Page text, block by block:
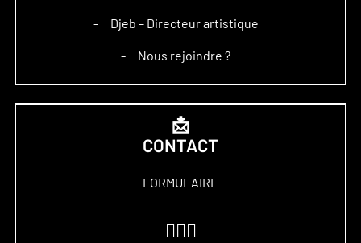
– Djeb – Directeur artistique
– Nous rejoindre ?
📩
CONTACT
FORMULAIRE